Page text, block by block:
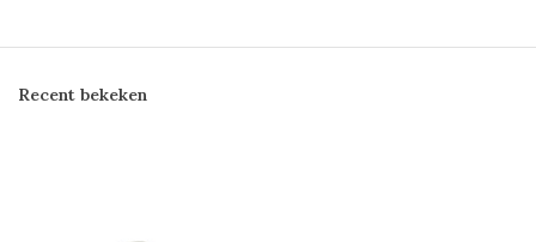
Recent bekeken